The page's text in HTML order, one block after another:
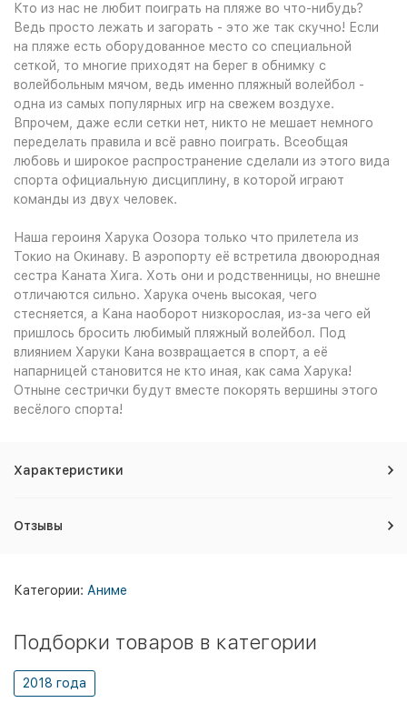
Кто из нас не любит поиграть на пляже во что-нибудь?
Ведь просто лежать и загорать - это же так скучно! Если
на пляже есть оборудованное место со специальной
сеткой, то многие приходят на берег в обнимку с
волейбольным мячом, ведь именно пляжный волейбол -
одна из самых популярных игр на свежем воздухе.
Впрочем, даже если сетки нет, никто не мешает немного
переделать правила и всё равно поиграть. Всеобщая
любовь и широкое распространение сделали из этого вида
спорта официальную дисциплину, в которой играют
команды из двух человек.
Наша героиня Харука Оозора только что прилетела из
Токио на Окинаву. В аэропорту её встретила двоюродная
сестра Каната Хига. Хоть они и родственницы, но внешне
отличаются сильно. Харука очень высокая, чего
стесняется, а Кана наоборот низкорослая, из-за чего ей
пришлось бросить любимый пляжный волейбол. Под
влиянием Харуки Кана возвращается в спорт, а её
напарницей становится не кто иная, как сама Харука!
Отныне сестрички будут вместе покорять вершины этого
весёлого спорта!
Характеристики
Отзывы
Категории: Аниме
Подборки товаров в категории
2018 года